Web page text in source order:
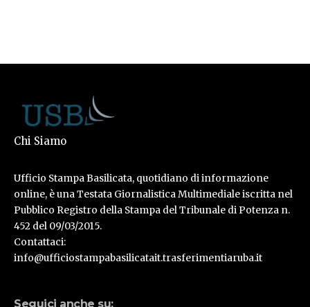
Chi Siamo
Ufficio Stampa Basilicata, quotidiano di informazione
online, è una Testata Giornalistica Multimediale iscritta nel
Pubblico Registro della Stampa del Tribunale di Potenza n.
452 del 09/03/2015.
Contattaci:
info@ufficiostampabasilicatait.trasferimentiaruba.it
Seguici anche su: